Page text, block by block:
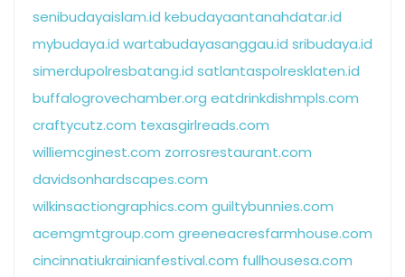
senibudayaislam.id kebudayaantanahdatar.id
mybudaya.id wartabudayasanggau.id sribudaya.id
simerdupolresbatang.id satlantaspolresklaten.id
buffalogrovechamber.org eatdrinkdishmpls.com
craftycutz.com texasgirlreads.com
williemcginest.com zorrosrestaurant.com
davidsonhardscapes.com
wilkinsactiongraphics.com guiltybunnies.com
acemgmtgroup.com greeneacresfarmhouse.com
cincinnatiukrainianfestival.com fullhousesa.com